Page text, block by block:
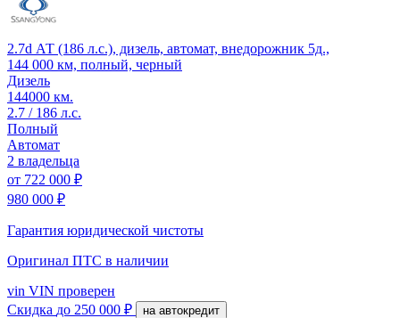
2.7d АТ (186 л.с.), дизель, автомат, внедорожник 5д.,
144 000 км, полный, черный
Дизель
144000 км.
2.7 / 186 л.с.
Полный
Автомат
2 владельца
от 722 000 ₽
980 000 ₽
Гарантия юридической чистоты
Оригинал ПТС в наличии
vin VIN проверен
Скидка до 250 000 ₽ на автокредит